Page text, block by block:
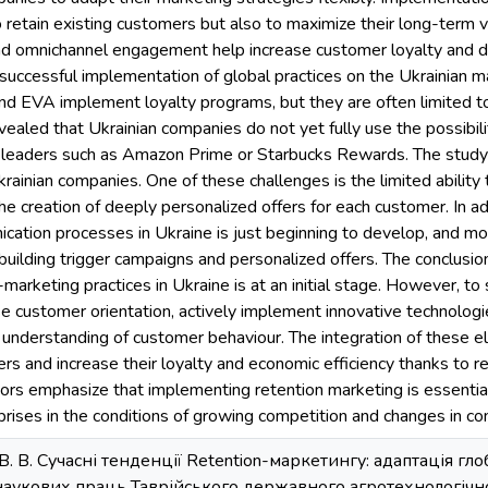
existing customers but also to maximize their long-term
omnichannel engagement help increase customer loyalty and
implementation of global practices on the Ukrainian
EVA implement loyalty programs, but they are often limited
that Ukrainian companies do not yet fully use the
such as Amazon Prime or Starbucks Rewards. The
companies. One of these challenges is the limited
creation of deeply personalized offers for each customer. In
processes in Ukraine is just beginning to develop, and
trigger campaigns and personalized offers. The
practices in Ukraine is at an initial stage. However,
customer orientation, actively implement innovative
of customer behaviour. The integration of these
and increase their loyalty and economic efficiency thanks to
emphasize that implementing retention marketing is
in the conditions of growing competition and changes in
В. Сучасні тенденції Retention-маркетингу: адаптація